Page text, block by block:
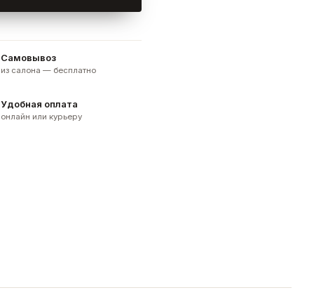
Самовывоз
из салона — бесплатно
Удобная оплата
онлайн или курьеру